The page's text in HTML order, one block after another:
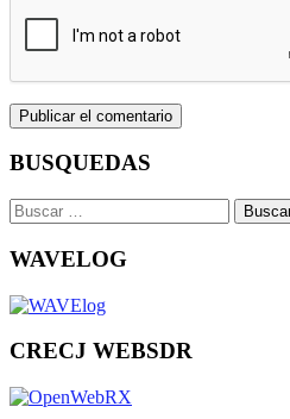
BUSQUEDAS
Buscar:
WAVELOG
CRECJ WEBSDR